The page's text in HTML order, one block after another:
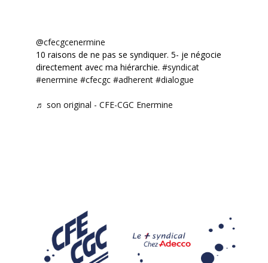
@cfecgcenermine
10 raisons de ne pas se syndiquer. 5- je négocie
directement avec ma hiérarchie. #syndicat
#enermine #cfecgc #adherent #dialogue
♬ son original - CFE-CGC Enermine